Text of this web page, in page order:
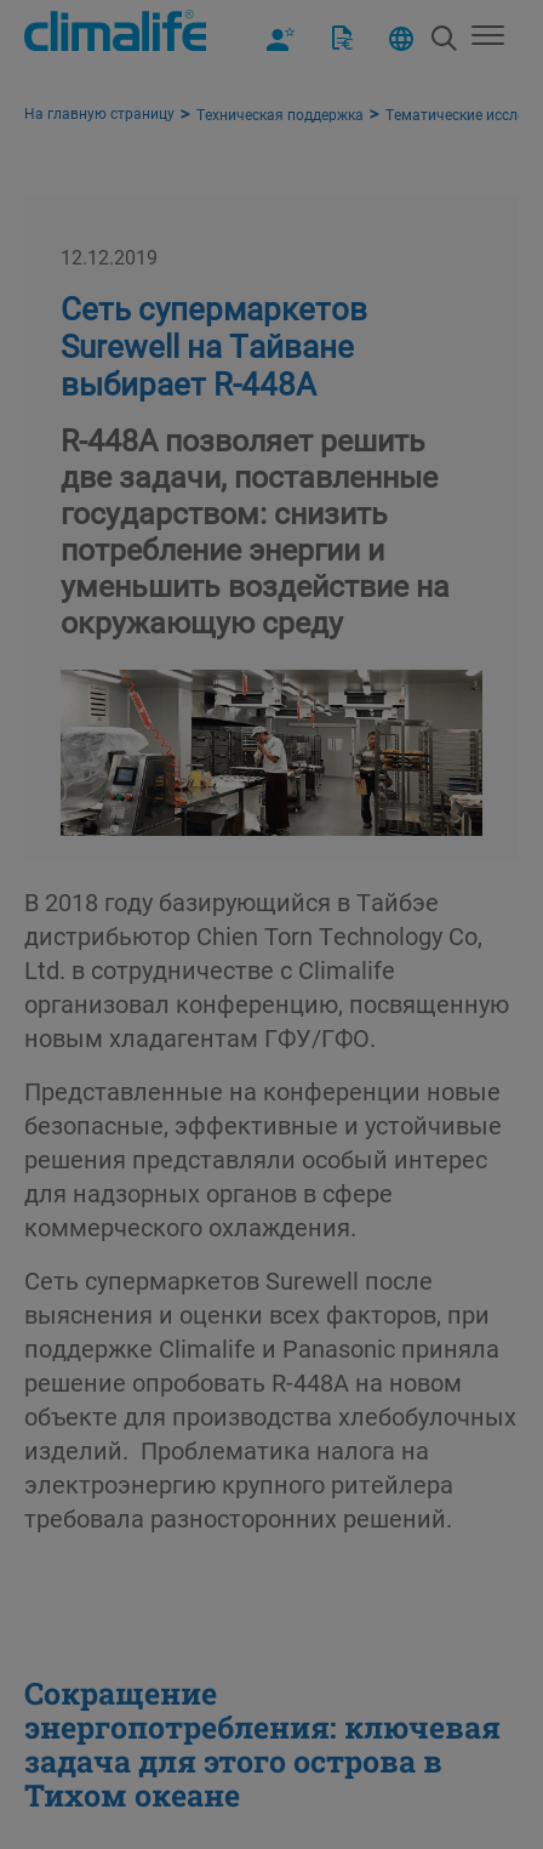
На главную страницу Техническая поддержка Тематические
12.12.2019
Сеть супермаркетов
Surewell на Тайване
выбирает R-448A
R-448A позволяет решить
две задачи, поставленные
государством: снизить
потребление энергии и
уменьшить воздействие на
окружающую среду
В 2018 году базирующийся в Тайбэе
дистрибьютор Chien Torn Technology Co,
Ltd. в сотрудничестве с Climalife
организовал конференцию, посвященную
новым хладагентам ГФУ/ГФО.
Представленные на конференции новые
безопасные, эффективные и устойчивые
решения представляли особый интерес
для надзорных органов в сфере
коммерческого охлаждения.
Сеть супермаркетов Surewell после
выяснения и оценки всех факторов, при
поддержке Climalife и Panasonic приняла
решение опробовать R-448A на новом
объекте для производства хлебобулочных
изделий. Проблематика налога на
электроэнергию крупного ритейлера
требовала разносторонних решений.
Сокращение
энергопотребления: ключевая
задача для этого острова в
Тихом океане